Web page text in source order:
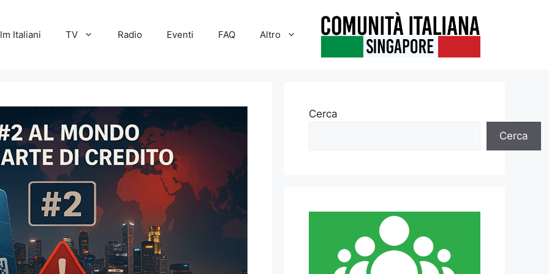
Italiani TV Radio Eventi FAQ Altro
Cerca
Cerca